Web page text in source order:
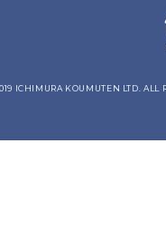
ICHIMURA KOUMUTEN LTD. ALL